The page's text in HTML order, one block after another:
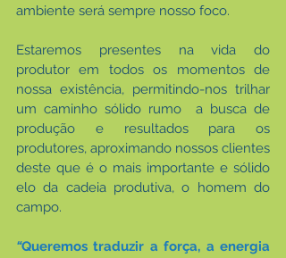
ambiente será sempre nosso foco.
Estaremos presentes na vida do
produtor em todos os momentos de
nossa existência, permitindo-nos trilhar
um caminho sólido rumo  a busca de
produção e resultados para os
produtores, aproximando nossos clientes
deste que é o mais importante e sólido
elo da cadeia produtiva, o homem do
campo.
“Queremos traduzir a força, a energia